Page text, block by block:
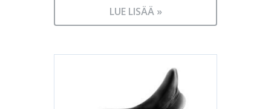
LUE LISÄÄ »